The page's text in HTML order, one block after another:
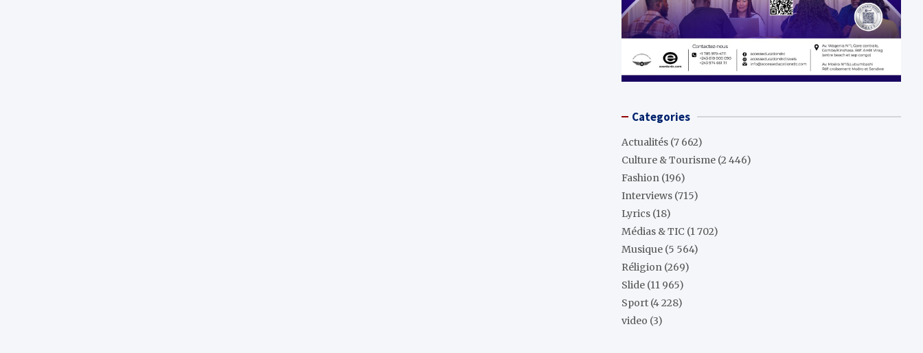
Categories
Actualités (7 662)
Culture & Tourisme (2 446)
Fashion (196)
Interviews (715)
Lyrics (18)
Médias & TIC (1 702)
Musique (5 564)
Réligion (269)
Slide (11 965)
Sport (4 228)
video (3)